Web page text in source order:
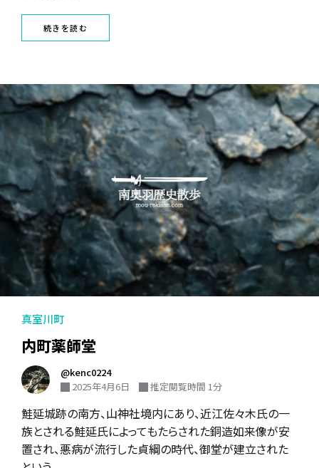
続きを読む
真室川町
内町薬師堂
@kenc0224
2025年4月6日
推定閲覧時間 1分
鮭延城跡の南方、山神社境内にあり、近江佐々木氏の一
族とされる鮭延氏によってもたらされた銅造如来像が安
置され、悪病が流行した貞綱の時代、御堂が建立された